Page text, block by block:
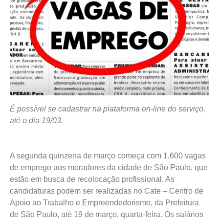
É possível se cadastrar na plataforma on-line do serviço,
até o dia 19/03.
A segunda quinzena de março começa com 1.600 vagas
de emprego aos moradores da cidade de São Paulo, que
estão em busca de recolocação profissional. As
candidaturas podem ser realizadas no Cate – Centro de
Apoio ao Trabalho e Empreendedorismo, da Prefeitura
de São Paulo, até 19 de março, quarta-feira. Os salários